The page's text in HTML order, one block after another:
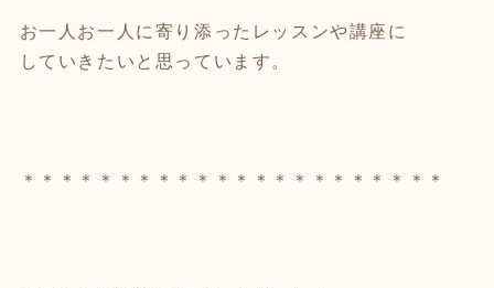
お一人お一人に寄り添ったレッスンや講座に
していきたいと思っています。
＊＊＊＊＊＊＊＊＊＊＊＊＊＊＊＊＊＊＊＊＊＊